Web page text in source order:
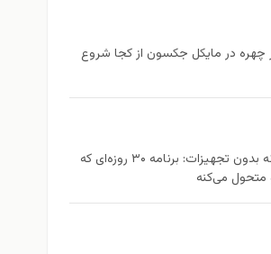
چهره در مایکل جکسون از كجا شروع
تمرین در خانه بدون تجهیزات: برنامه ۳۰ روزه‌ای که
متحول می‌کنه